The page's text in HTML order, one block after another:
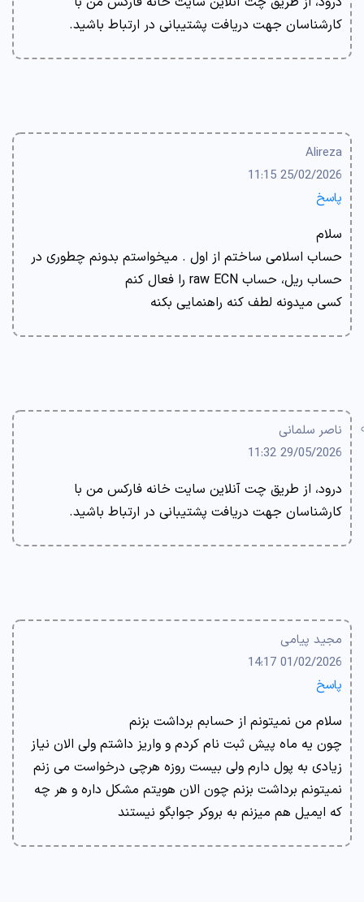
کارشناسان جهت دریافت پشتیبانی در ارتباط باشید.
Alireza
25/02/2026 11:15
پاسخ
سلام
حساب اسلامی ساختم از اول . میخواستم بدونم چطوری در
حساب ریل، حساب raw ECN را فعال کنم
کسی میدونه لطف کنه راهنمایی بکنه
ناصر سلمانی
29/05/2026 11:32
درود، از طریق چت آنلاین سایت خانه فارکس من با
کارشناسان جهت دریافت پشتیبانی در ارتباط باشید.
مجید پیامی
01/02/2026 14:17
پاسخ
سلام من نمیتونم از حسابم برداشت بزنم
چون یه ماه پیش ثبت نام کردم و واریز داشتم ولی الان نیاز
زیادی به پول دارم ولی بیست روزه هرچی درخواست می زنم
نمیتونم برداشت بزنم چون الان هویتم مشکل داره و هر چه
که ایمیل هم میزنم به بروکر جوابگو نیستند